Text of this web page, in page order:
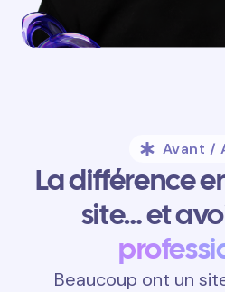
Avant /
La différence
site… et
Beaucoup ont un